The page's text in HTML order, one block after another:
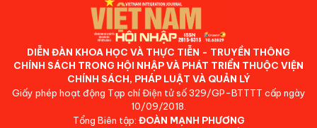
DIỄN ĐÀN KHOA HỌC VÀ THỰC TIỄN - TRUYỀN THÔNG
CHÍNH SÁCH TRONG HỘI NHẬP VÀ PHÁT TRIỂN THUỘC VIỆN
CHÍNH SÁCH, PHÁP LUẬT VÀ QUẢN LÝ
Giấy phép hoạt động Tạp chí Điện tử số 329/GP-BTTTT cấp ngày
10/09/2018.
Tổng Biên tập: ĐOÀN MẠNH PHƯƠNG